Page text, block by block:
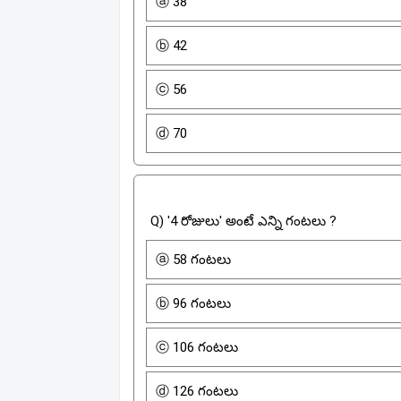
ⓑ 42
ⓒ 56
ⓓ 70
Q) '4 రోజులు' అంటే ఎన్ని గంటలు ?
ⓐ 58 గంటలు
ⓑ 96 గంటలు
ⓒ 106 గంటలు
ⓓ 126 గంటలు